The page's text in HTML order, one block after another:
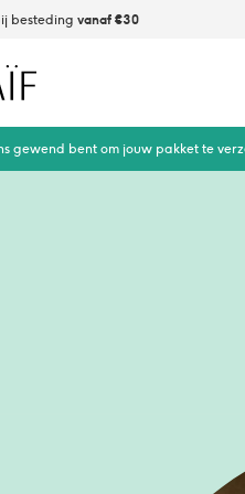
besteding vanaf €30
bent om jouw pakket te